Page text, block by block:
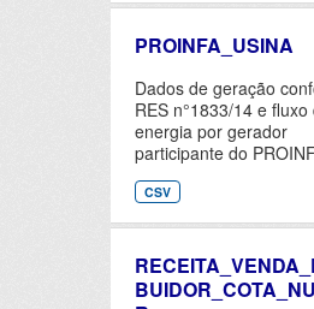
PROINFA_USINA
Dados de geração
RES n°1833/14 e fluxo
energia por gerador
participante do
CSV